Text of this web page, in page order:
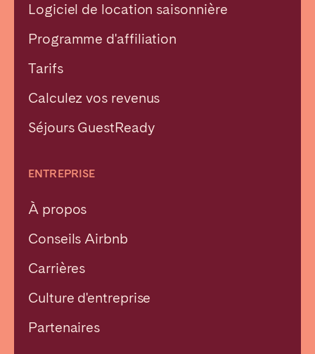
Logiciel de location saisonnière
Programme d'affiliation
Tarifs
Calculez vos revenus
Séjours GuestReady
ENTREPRISE
À propos
Conseils Airbnb
Carrières
Culture d'entreprise
Partenaires